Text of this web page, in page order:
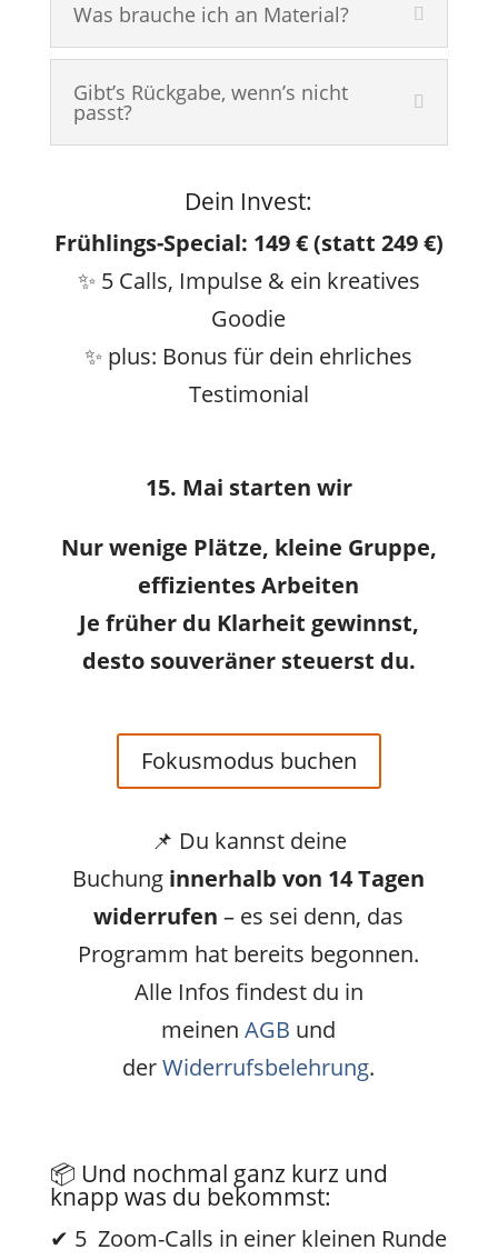
Was brauche ich an Material?
Gibt’s Rückgabe, wenn’s nicht
passt?
Dein Invest:
Frühlings-Special: 149 € (statt 249 €)
✨ 5 Calls, Impulse & ein kreatives
Goodie
✨ plus: Bonus für dein ehrliches
Testimonial
15. Mai starten wir
Nur wenige Plätze, kleine Gruppe,
effizientes Arbeiten
Je früher du Klarheit gewinnst,
desto souveräner steuerst du.
Fokusmodus buchen
📌 Du kannst deine
Buchung innerhalb von 14 Tagen
widerrufen – es sei denn, das
Programm hat bereits begonnen.
Alle Infos findest du in
meinenAGB und
derWiderrufsbelehrung.
📦 Und nochmal ganz kurz und
knapp was du bekommst:
✔ 5 Zoom-Calls in einer kleinen Runde